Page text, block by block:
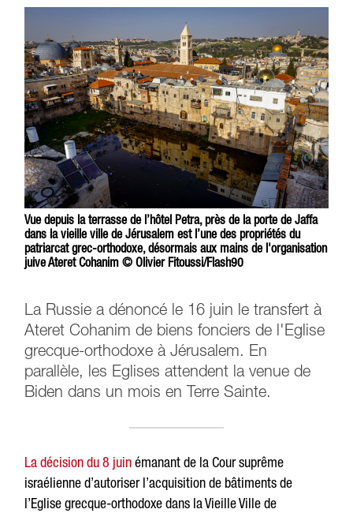
Vue depuis la terrasse de l’hôtel Petra, près de la porte de Jaffa
dans la vieille ville de Jérusalem est l’une des propriétés du
patriarcat grec-orthodoxe, désormais aux mains de l'organisation
juive Ateret Cohanim © Olivier Fitoussi/Flash90
La Russie a dénoncé le 16 juin le transfert à
Ateret Cohanim de biens fonciers de l'Eglise
grecque-orthodoxe à Jérusalem. En
parallèle, les Eglises attendent la venue de
Biden dans un mois en Terre Sainte.
La décision du 8 juinémanant de la Cour suprême
israélienne d’autoriser l’acquisition de bâtiments de
l’Eglise grecque-orthodoxe dans la Vieille Ville de